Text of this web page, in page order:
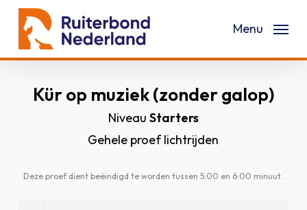
Skip
main
Menu
Kür op muziek (zonder galop)
Niveau Starters
Gehele proef lichtrijden
Deze proef dient beëindigd te worden tussen 5:00 en 6:00 minuut.